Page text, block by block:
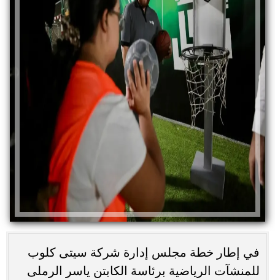
في إطار خطة مجلس إدارة شركة سيتى كلوب
للمنشآت الرياضية برئاسة الكابتن ياسر الرملى